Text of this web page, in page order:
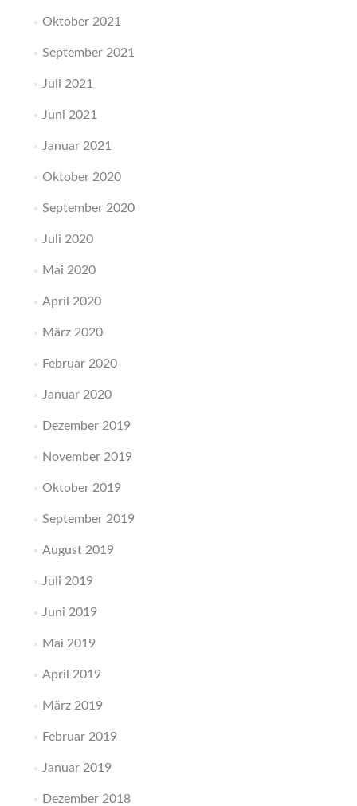
Oktober 2021
September 2021
Juli 2021
Juni 2021
Januar 2021
Oktober 2020
September 2020
Juli 2020
Mai 2020
April 2020
März 2020
Februar 2020
Januar 2020
Dezember 2019
November 2019
Oktober 2019
September 2019
August 2019
Juli 2019
Juni 2019
Mai 2019
April 2019
März 2019
Februar 2019
Januar 2019
Dezember 2018